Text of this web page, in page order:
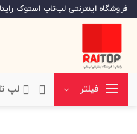
Skip
to
فروشگاه اینترنتی لپ‌تاپ استوک
فیلتر ‌لپ